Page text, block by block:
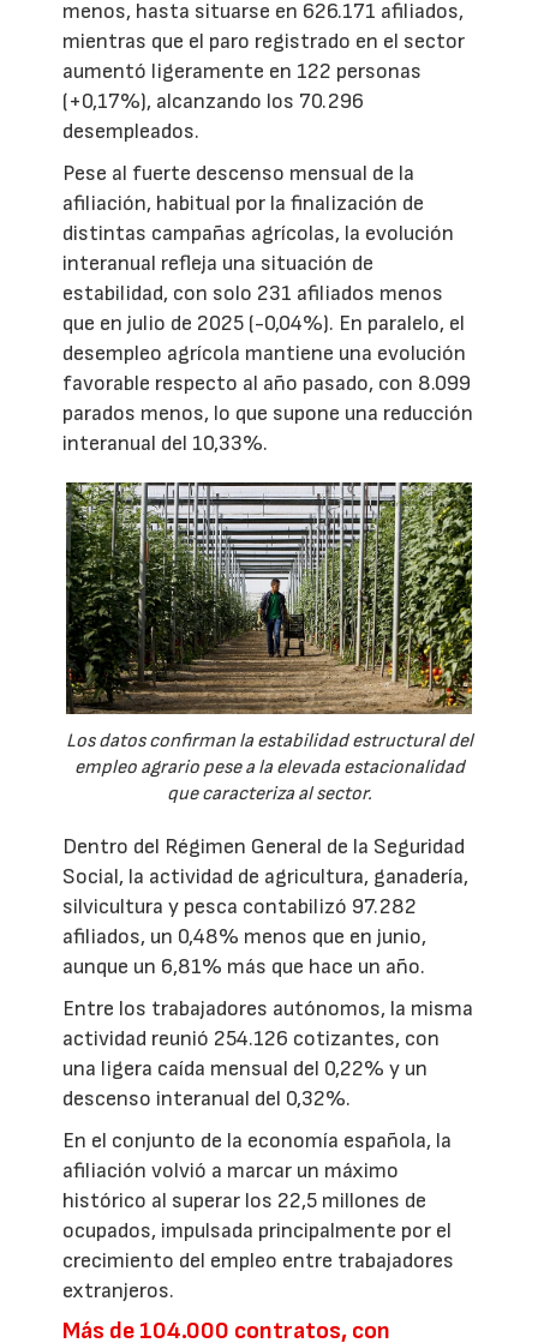
menos, hasta situarse en 626.171 afiliados,
mientras que el paro registrado en el sector
aumentó ligeramente en 122 personas
(+0,17%), alcanzando los 70.296
desempleados.
Pese al fuerte descenso mensual de la
afiliación, habitual por la finalización de
distintas campañas agrícolas, la evolución
interanual refleja una situación de
estabilidad, con solo 231 afiliados menos
que en julio de 2025 (-0,04%). En paralelo, el
desempleo agrícola mantiene una evolución
favorable respecto al año pasado, con 8.099
parados menos, lo que supone una reducción
interanual del 10,33%.
Los datos confirman la estabilidad estructural del
empleo agrario pese a la elevada estacionalidad
que caracteriza al sector.
Dentro del Régimen General de la Seguridad
Social, la actividad de agricultura, ganadería,
silvicultura y pesca contabilizó 97.282
afiliados, un 0,48% menos que en junio,
aunque un 6,81% más que hace un año.
Entre los trabajadores autónomos, la misma
actividad reunió 254.126 cotizantes, con
una ligera caída mensual del 0,22% y un
descenso interanual del 0,32%.
En el conjunto de la economía española, la
afiliación volvió a marcar un máximo
histórico al superar los 22,5 millones de
ocupados, impulsada principalmente por el
crecimiento del empleo entre trabajadores
extranjeros.
Más de 104.000 contratos, con